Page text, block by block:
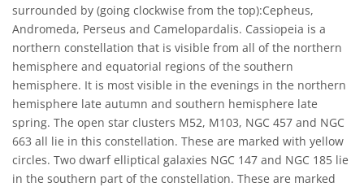
surrounded by (going clockwise from the top):Cepheus,
Andromeda, Perseus and Camelopardalis. Cassiopeia is a
northern constellation that is visible from all of the northern
hemisphere and equatorial regions of the southern
hemisphere. It is most visible in the evenings in the northern
hemisphere late autumn and southern hemisphere late
spring. The open star clusters M52, M103, NGC 457 and NGC
663 all lie in this constellation. These are marked with yellow
circles. Two dwarf elliptical galaxies NGC 147 and NGC 185 lie
in the southern part of the constellation. These are marked